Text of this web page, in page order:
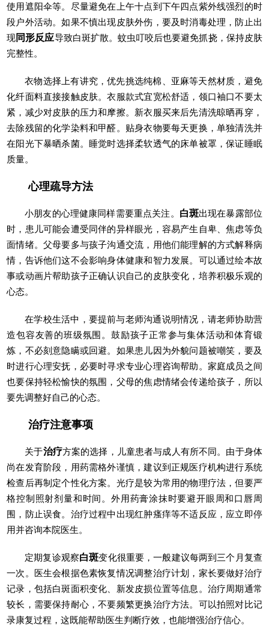
使用遮阳伞等。尽量避免在上午十点到下午四点紫外线强烈的时
段户外活动。如果不慎出现皮肤外伤，要及时消毒处理，防止出
现同形反应导致白斑扩散。蚊虫叮咬后也要避免抓挠，保持皮肤
完整性。
衣物选择上有讲究，优先挑选纯棉、亚麻等天然材质，避免
化纤面料直接接触皮肤。衣服款式宜宽松舒适，领口袖口不要太
紧，减少对皮肤的压力和摩擦。新衣服买来后先清洗晾晒再穿，
去除残留的化学染料和甲醛。贴身衣物要每天更换，单独清洗并
在阳光下暴晒杀菌。睡觉时选择柔软透气的床单被罩，保证睡眠
质量。
心理疏导方法
小朋友的心理健康同样需要重点关注。 白斑出现在暴露部位
时，患儿可能会遭受同伴的异样眼光，容易产生自卑、焦虑等负
面情绪。父母要多与孩子沟通交流，用他们能理解的方式解释病
情，告诉他们这不会影响身体健康和智力发展。可以通过绘本故
事或动画片帮助孩子正确认识自己的皮肤变化，培养积极乐观的
心态。
在学校生活中，要提前与老师沟通说明情况，请老师协助营
造包容友善的班级氛围。鼓励孩子正常参与集体活动和体育锻
炼，不必刻意隐瞒或回避。如果患儿因为外貌问题被嘲笑，要及
时进行心理安抚，必要时寻求专业心理咨询帮助。家庭成员之间
也要保持轻松愉快的氛围，父母的焦虑情绪会传递给孩子，所以
要先调整好自己的心态。
治疗注意事项
关于治疗方案的选择，儿童患者与成人有所不同。由于身体
尚在发育阶段，用药需格外谨慎，建议到正规医疗机构进行系统
检查后再制定个性化方案。光疗是较为常用的物理疗法，但要严
格控制照射剂量和时间。外用药膏涂抹时要避开眼周和口唇周
围，防止误食。治疗过程中出现红肿瘙痒等不适反应，应立即停
用并咨询本院医生。
定期复诊观察白斑变化很重要，一般建议每两到三个月复查
一次。医生会根据色素恢复情况调整治疗计划，家长要做好治疗
记录，包括白斑面积变化、新发皮损位置等信息。治疗周期通常
较长，需要保持耐心，不要频繁更换治疗方法。可以拍照对比记
录康复过程，这既能帮助医生判断疗效，也能增强治疗信心。